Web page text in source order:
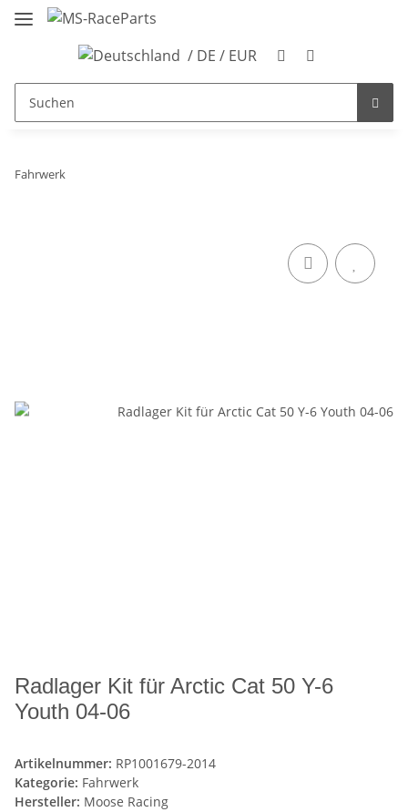
/ DE / EUR
Fahrwerk
Radlager Kit für Arctic Cat 50 Y-6
Youth 04-06
Artikelnummer: RP1001679-2014
Kategorie: Fahrwerk
Hersteller: Moose Racing